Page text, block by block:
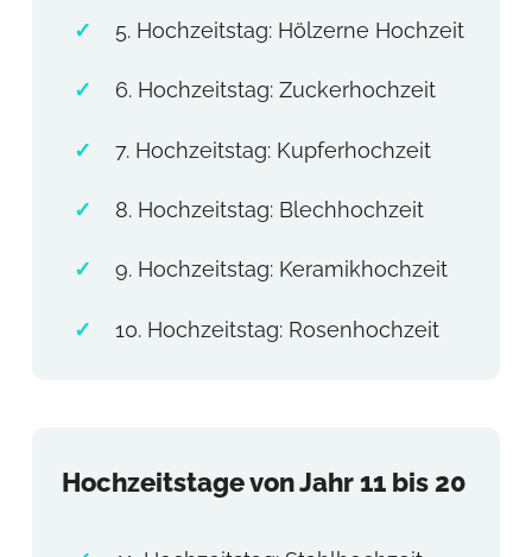
5. Hochzeitstag: Hölzerne Hochzeit
6. Hochzeitstag: Zuckerhochzeit
7. Hochzeitstag: Kupferhochzeit
8. Hochzeitstag: Blechhochzeit
9. Hochzeitstag: Keramikhochzeit
10. Hochzeitstag: Rosenhochzeit
Hochzeitstage von Jahr 11 bis 20